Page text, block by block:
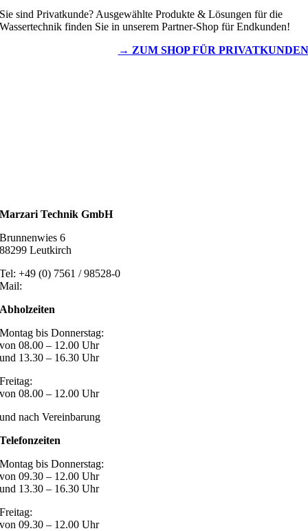
Sie sind Privatkunde? Ausgewählte Produkte & Lösungen für die
Wassertechnik finden Sie in unserem Partner-Shop für Endkunden!
→ ZUM SHOP FÜR PRIVATKUNDEN
Marzari Technik GmbH
Brunnenwies 6
88299 Leutkirch
Tel: +49 (0) 7561 / 98528-0
Mail:
Abholzeiten
Montag bis Donnerstag:
von 08.00 – 12.00 Uhr
und 13.30 – 16.30 Uhr
Freitag:
von 08.00 – 12.00 Uhr
und nach Vereinbarung
Telefonzeiten
Montag bis Donnerstag:
von 09.30 – 12.00 Uhr
und 13.30 – 16.30 Uhr
Freitag:
von 09.30 – 12.00 Uhr